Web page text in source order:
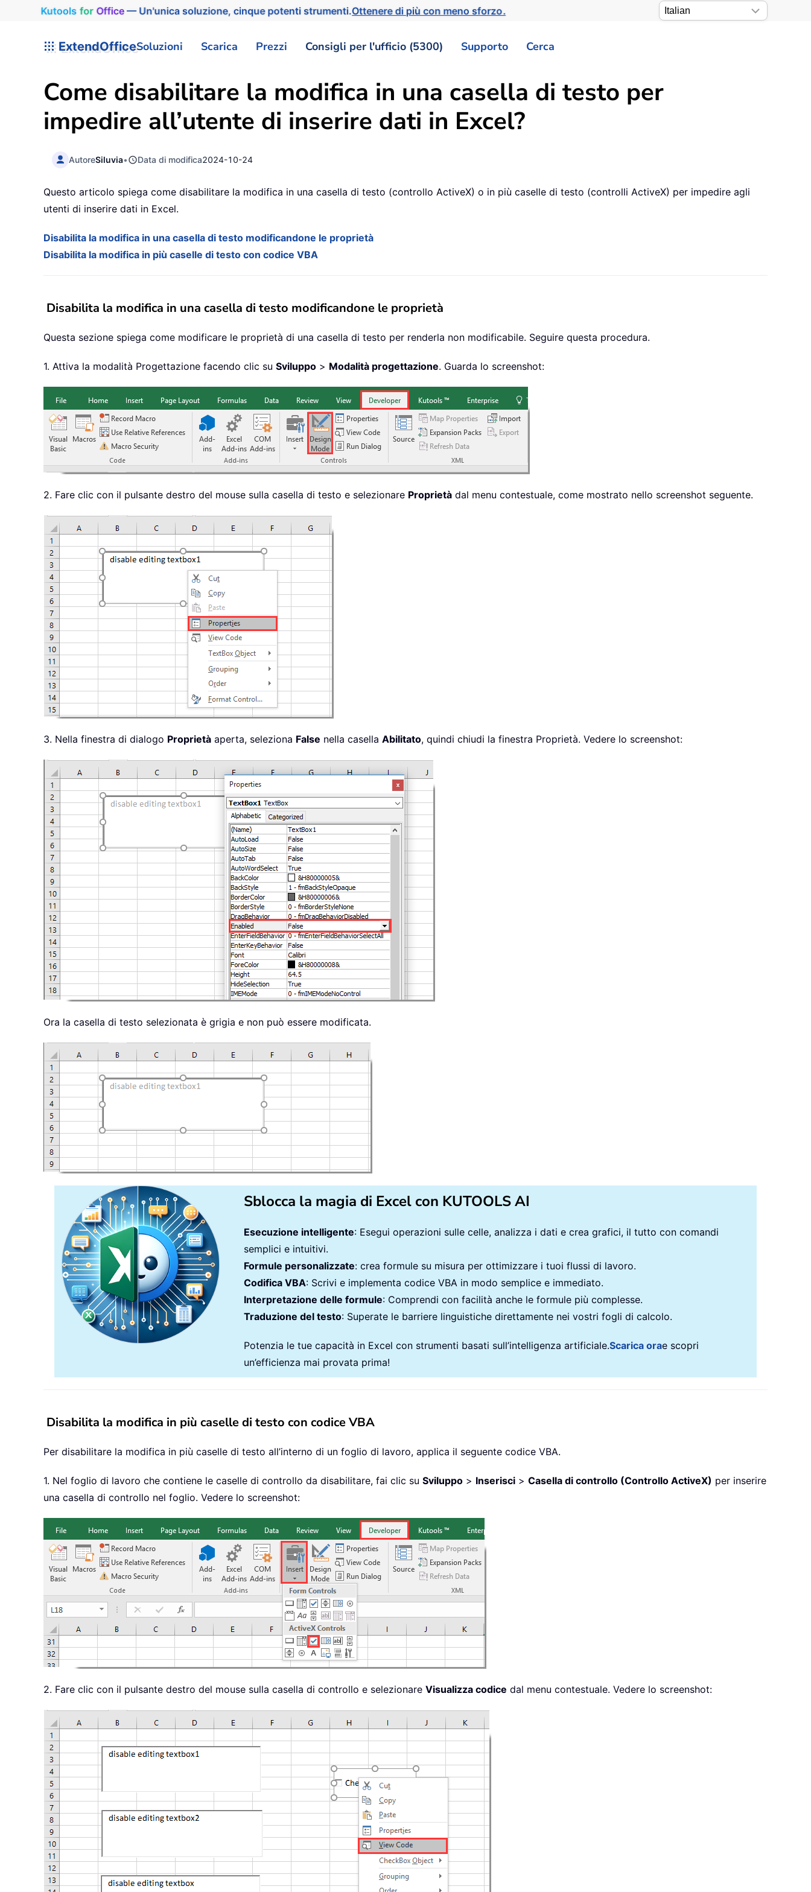
Kutools for Office— Un'unica soluzione, cinque potenti strumenti.Ottenere di più con meno sforzo.
ExtendOfficeSoluzioni Scarica Prezzi Consigli per l'ufficio (5300) Supporto Cerca
Come disabilitare la modifica in una casella di testo per
impedire all’utente di inserire dati in Excel?
AutoreSiluvia• Data di modifica2024-10-24
Questo articolo spiega come disabilitare la modifica in una casella di testo (controllo ActiveX) o in più caselle di testo (controlli ActiveX) per impedire agli
utenti di inserire dati in Excel.
Disabilita la modifica in una casella di testo modificandone le proprietà
Disabilita la modifica in più caselle di testo con codice VBA
Disabilita la modifica in una casella di testo modificandone le proprietà
Questa sezione spiega come modificare le proprietà di una casella di testo per renderla non modificabile. Seguire questa procedura.
1. Attiva la modalità Progettazione facendo clic su Sviluppo > Modalità progettazione. Guarda lo screenshot:
2. Fare clic con il pulsante destro del mouse sulla casella di testo e selezionare Proprietà dal menu contestuale, come mostrato nello screenshot seguente.
3. Nella finestra di dialogo Proprietà aperta, seleziona False nella casella Abilitato, quindi chiudi la finestra Proprietà. Vedere lo screenshot:
Ora la casella di testo selezionata è grigia e non può essere modificata.
Sblocca la magia di Excel con KUTOOLS AI
Esecuzione intelligente: Esegui operazioni sulle celle, analizza i dati e crea grafici, il tutto con comandi
semplici e intuitivi.
Formule personalizzate: crea formule su misura per ottimizzare i tuoi flussi di lavoro.
Codifica VBA: Scrivi e implementa codice VBA in modo semplice e immediato.
Interpretazione delle formule: Comprendi con facilità anche le formule più complesse.
Traduzione del testo: Superate le barriere linguistiche direttamente nei vostri fogli di calcolo.
Potenzia le tue capacità in Excel con strumenti basati sull’intelligenza artificiale.Scarica orae scopri
un’efficienza mai provata prima!
Disabilita la modifica in più caselle di testo con codice VBA
Per disabilitare la modifica in più caselle di testo all’interno di un foglio di lavoro, applica il seguente codice VBA.
1. Nel foglio di lavoro che contiene le caselle di controllo da disabilitare, fai clic su Sviluppo > Inserisci > Casella di controllo (Controllo ActiveX) per inserire
una casella di controllo nel foglio. Vedere lo screenshot:
2. Fare clic con il pulsante destro del mouse sulla casella di controllo e selezionare Visualizza codice dal menu contestuale. Vedere lo screenshot: